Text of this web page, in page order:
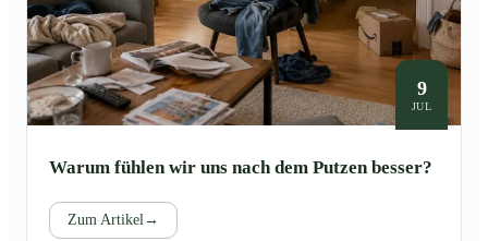
9
JUL
Warum fühlen wir uns nach dem Putzen besser?
Zum Artikel→